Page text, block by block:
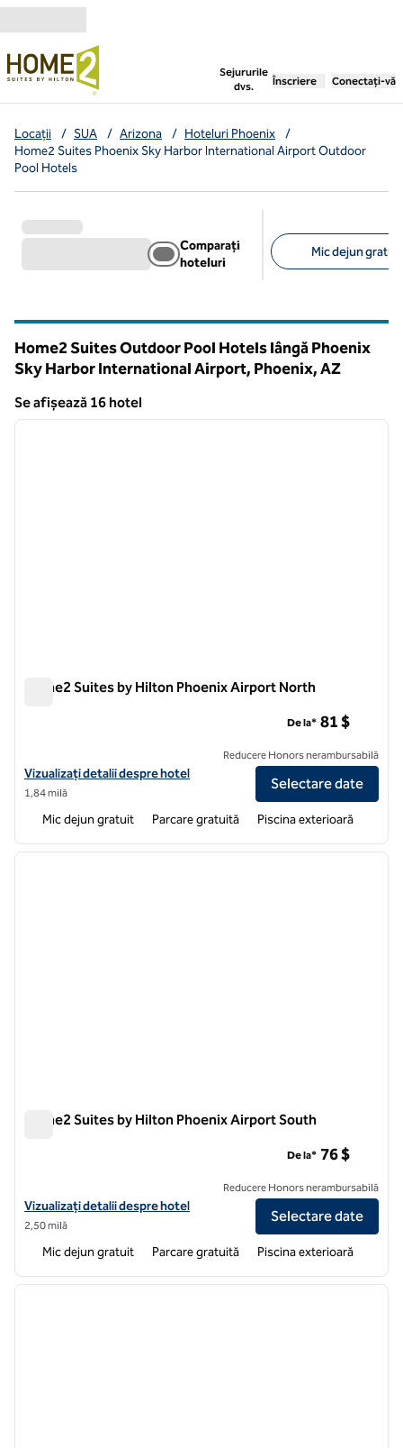
Salt la conținut
Sejururile
dvs.
, deschide o filă nouă
Înscriere Conectați-vă
Locații / SUA / Arizona / Hoteluri Phoenix
/
Home2 Suites Phoenix Sky Harbor International Airport Outdoor
Pool Hotels
Comparați
hoteluri
Mic dejun
Home2 Suites Outdoor Pool Hotels lângă Phoenix
Sky Harbor International Airport, Phoenix,AZ
Se afișează 16 hotel
Se afișează 16 hotel
1 din 12
Home2 Suites by Hilton Phoenix Airport North
Vizualizați detaliile hotelului pentru Home2 Suites by Hilton Phoenix
Vizualizați detalii despre hotel
1,84 milă
De la* 81 $
Reducere Honors nerambursabilă
Selectare date
Mic dejun gratuit Parcare gratuită Piscina exterioară
1 din 12
Home2 Suites by Hilton Phoenix Airport South
Vizualizați detaliile hotelului pentru Home2 Suites by Hilton Phoenix
Vizualizați detalii despre hotel
2,50 milă
De la* 76 $
Reducere Honors nerambursabilă
Selectare date
Mic dejun gratuit Parcare gratuită Piscina exterioară
1 din 12